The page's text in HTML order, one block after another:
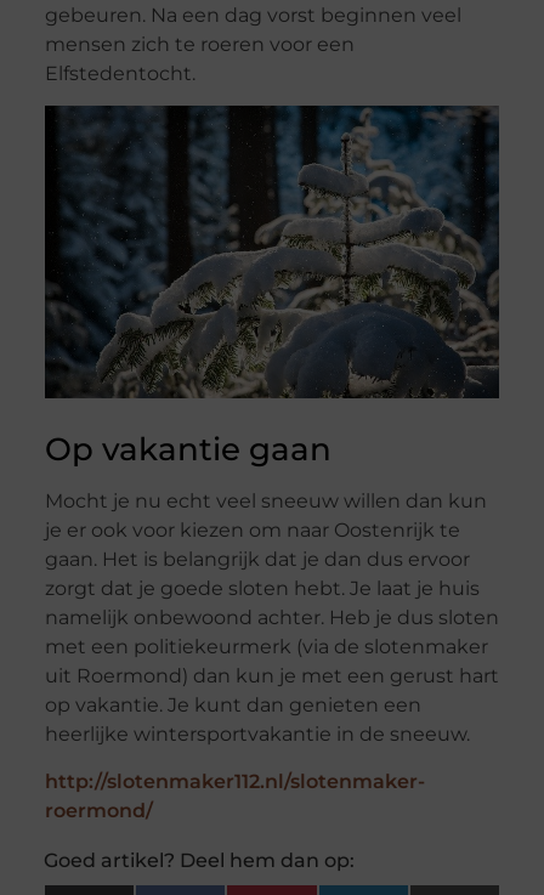
gebeuren. Na een dag vorst beginnen veel
mensen zich te roeren voor een
Elfstedentocht.
Op vakantie gaan
Mocht je nu echt veel sneeuw willen dan kun
je er ook voor kiezen om naar Oostenrijk te
gaan. Het is belangrijk dat je dan dus ervoor
zorgt dat je goede sloten hebt. Je laat je huis
namelijk onbewoond achter. Heb je dus sloten
met een politiekeurmerk (via de slotenmaker
uit Roermond) dan kun je met een gerust hart
op vakantie. Je kunt dan genieten een
heerlijke wintersportvakantie in de sneeuw.
http://slotenmaker112.nl/slotenmaker-
roermond/
Goed artikel? Deel hem dan op: